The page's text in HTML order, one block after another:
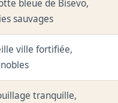
bleue de Bisevo,
sauvages
ville fortifiée,
tranquille,